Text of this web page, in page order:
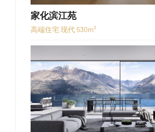
家化滨江苑
高端住宅 现代 530m²